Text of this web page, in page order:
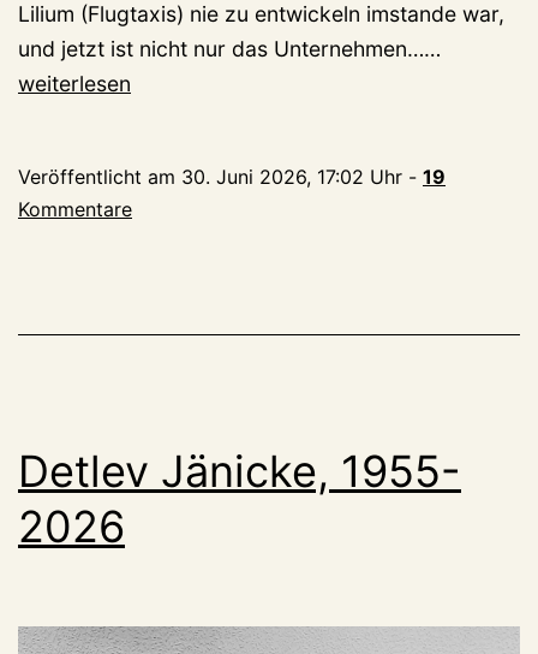
Lilium (Flugtaxis) nie zu entwickeln imstande war,
und jetzt ist nicht nur das Unternehmen……
weiterlesen
Veröffentlicht am 30. Juni 2026, 17:02 Uhr - 19
Kommentare
Detlev Jänicke, 1955-
2026